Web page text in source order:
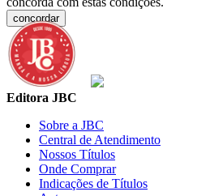
concordar
Editora JBC
Sobre a JBC
Central de Atendimento
Nossos Títulos
Onde Comprar
Indicações de Títulos